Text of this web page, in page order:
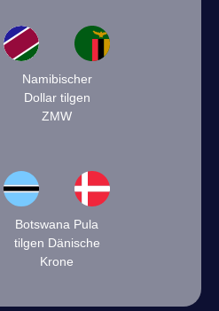
Namibischer
Dollar tilgen
ZMW
Botswana Pula
tilgen Dänische
Krone